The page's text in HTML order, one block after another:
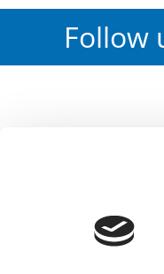
Follow
Fire Protection